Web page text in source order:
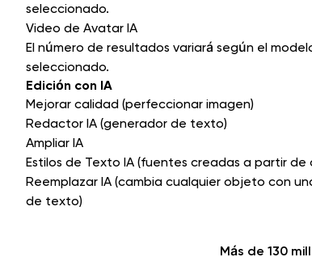
seleccionado.
Video de Avatar IA
El número de resultados variará según el
seleccionado.
Edición con IA
Mejorar calidad (perfeccionar imagen)
Redactor IA (generador de texto)
Ampliar IA
Estilos de Texto IA (fuentes creadas a partir de
Reemplazar IA (cambia cualquier objeto con
de texto)
Más de 130